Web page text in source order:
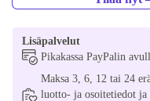
Lisäpalvelut
Pikakassa PayPalin
Maksa 3, 6, 12 tai 24
luotto- ja osoitetiedot ja